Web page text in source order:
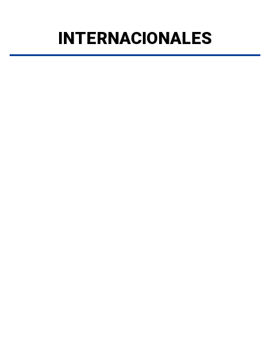
INTERNACIONALES